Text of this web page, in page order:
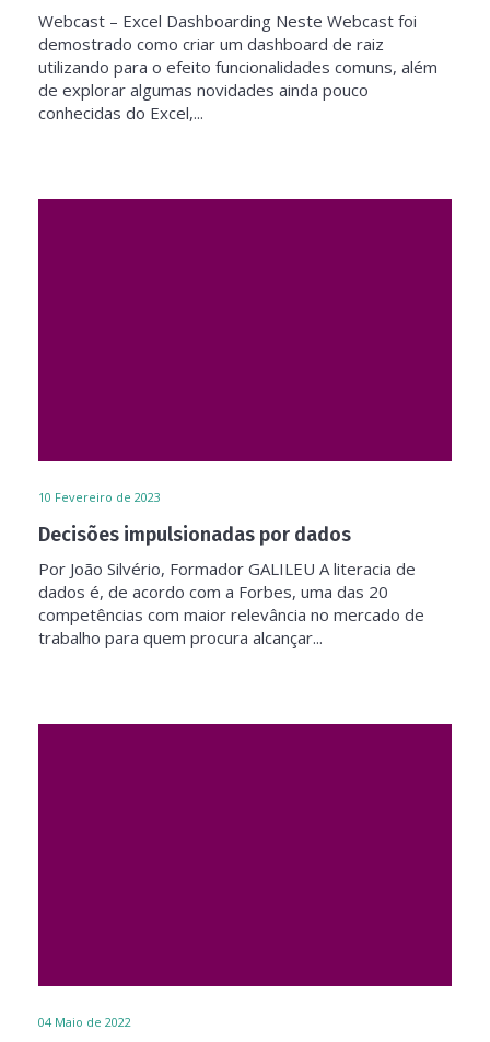
Webcast – Excel Dashboarding Neste Webcast foi
demostrado como criar um dashboard de raiz
utilizando para o efeito funcionalidades comuns, além
de explorar algumas novidades ainda pouco
conhecidas do Excel,...
10 Fevereiro de 2023
Decisões impulsionadas por dados
Por João Silvério, Formador GALILEU A literacia de
dados é, de acordo com a Forbes, uma das 20
competências com maior relevância no mercado de
trabalho para quem procura alcançar...
04 Maio de 2022